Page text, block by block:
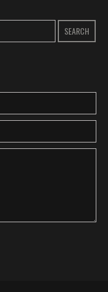
SEARCH